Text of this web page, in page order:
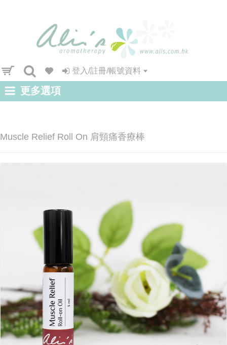
登入/註冊/帳號資料
更多選項
Muscle Relief Roll On 肩頸痛香療棒